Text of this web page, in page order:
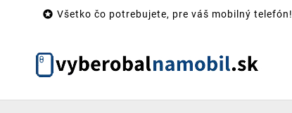
 Všetko čo potrebujete, pre váš mobilný telefón!